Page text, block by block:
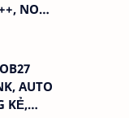
NO
AUTO
KẺ,